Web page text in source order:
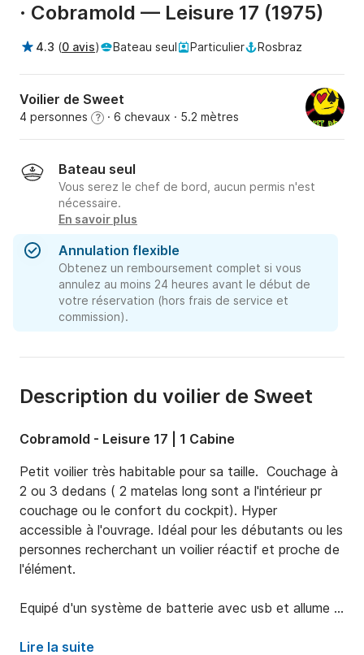
· Cobramold — Leisure 17 (1975)
4.3 (0 avis) Bateau seul Particulier Rosbraz
Voilier de Sweet
4 personnes ? · 6 chevaux · 5.2 mètres
Bateau seul
Vous serez le chef de bord, aucun permis n'est
nécessaire.
En savoir plus
Annulation flexible
Obtenez un remboursement complet si vous
annulez au moins 24 heures avant le début de
votre réservation (hors frais de service et
commission).
Description du voilier de Sweet
Cobramold - Leisure 17 | 1 Cabine
Petit voilier très habitable pour sa taille.  Couchage à
2 ou 3 dedans ( 2 matelas long sont a l'intérieur pr
couchage ou le confort du cockpit). Hyper
accessible à l'ouvrage. Idéal pour les débutants ou les
personnes recherchant un voilier réactif et proche de
l'élément.
Equipé d'un système de batterie avec usb et allume
(deplaScansaille selon usage ou exposition)
Lire la suite